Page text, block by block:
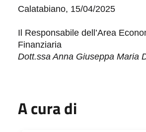
Calatabiano, 15/04/2025
Il Responsabile dell’Area
Finanziaria
Dott.ssa Anna Giuseppa Maria
A cura di